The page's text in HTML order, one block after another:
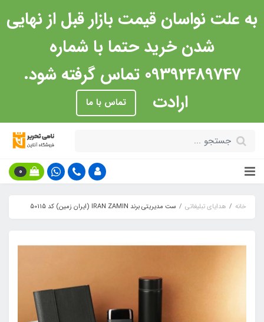
به علت نواسان قیمت بازار قبل از نهایی
شدن خرید حتما با شماره
09392489747 تماس گرفته شود.
ارادت
تماس با ما
0
خانه هدایای تبلیغاتی ست مدیریتی برند IRAN ZAMIN (ایران زمین) کد 50115